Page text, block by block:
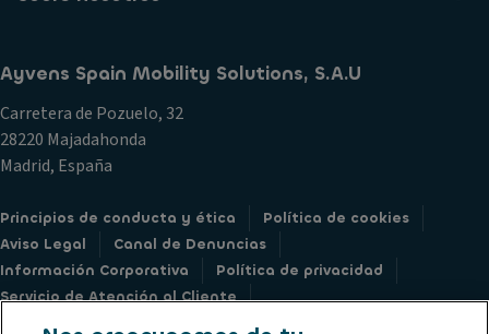
Ayvens Spain Mobility Solutions, S.A.U
Carretera de Pozuelo, 32
28220 Majadahonda
Madrid, España
Principios de conducta y ética
Política de cookies
Aviso Legal
Canal de Denuncias
Información Corporativa
Política de privacidad
Servicio de Atención al Cliente